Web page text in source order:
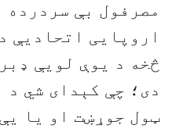
مصرفول بې سردرده
اروپایی اتحادیې
څخه د یوې لویې
دی؛ چې کېدای شي د
ټول جوړښت او يا